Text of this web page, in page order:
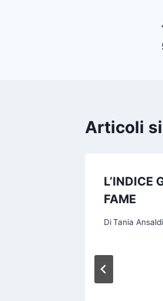
Articoli
L’INDICE
FAME
DiTania Ansaldi